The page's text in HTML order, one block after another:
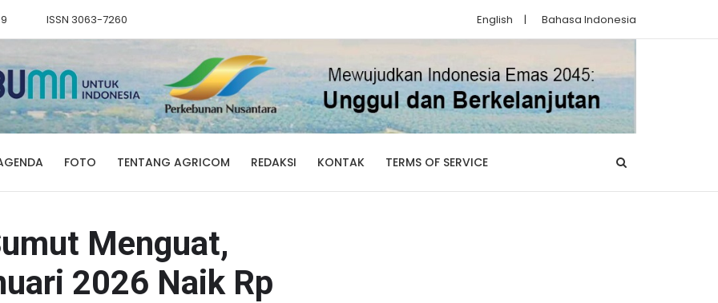
ISSN 3063-7260 English | Bahasa Indonesia
FOTO TENTANG AGRICOM REDAKSI KONTAK TERMS OF SERVICE
Menguat,
2026 Naik Rp